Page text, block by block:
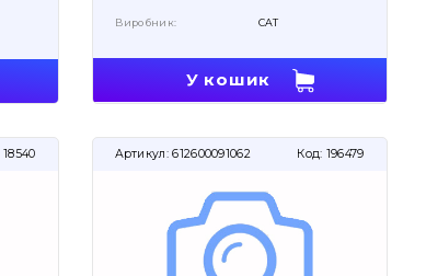
Виробник: CAT
У кошик
18540 Артикул: 612600091062 Код: 196479